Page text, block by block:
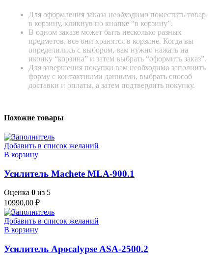
Для оформления заказа необходимо поместить товар
в корзину, кликнув по кнопке “в корзину”.
В одном заказе может быть несколько разных
предметов, все они хранятся в корзине. Когда вы
определились с выбором, вам нужно нажать на
иконку “корзина” и затем выбрать “оформить заказ”.
Для завершения покупки вам необходимо заполнить
форму с контактными данными, выбрать способ
доставки и оплаты, а затем подтвердить покупку.
Похожие товары
Добавить в список желаний
В корзину
Усилитель Machete MLA-900.1
Оценка 0 из 5
10990,00 ₽
Добавить в список желаний
В корзину
Усилитель Apocalypse ASA-2500.2